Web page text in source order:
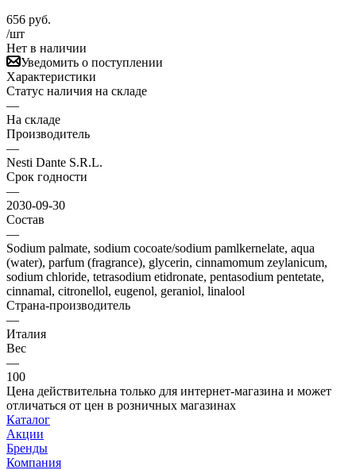
656 руб.
/шт
Нет в наличии
Уведомить о поступлении
Характеристики
Статус наличия на складе
—
На складе
Производитель
—
Nesti Dante S.R.L.
Срок годности
—
2030-09-30
Состав
—
Sodium palmate, sodium cocoate/sodium pamlkernelate, aqua
(water), parfum (fragrance), glycerin, cinnamomum zeylanicum,
sodium chloride, tetrasodium etidronate, pentasodium pentetate,
cinnamal, citronellol, eugenol, geraniol, linalool
Страна-производитель
—
Италия
Вес
—
100
Цена действительна только для интернет-магазина и может
отличаться от цен в розничных магазинах
Каталог
Акции
Бренды
Компания